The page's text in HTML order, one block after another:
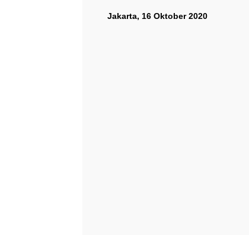
Jakarta, 16 Oktober 2020